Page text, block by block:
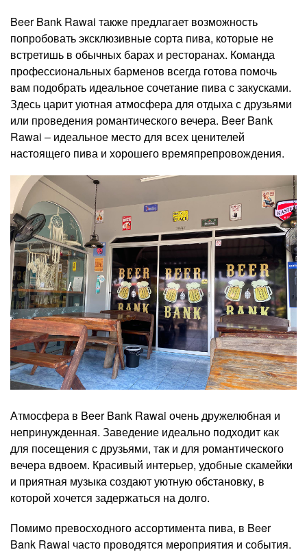
Beer Bank Rawai также предлагает возможность
попробовать эксклюзивные сорта пива, которые не
встретишь в обычных барах и ресторанах. Команда
профессиональных барменов всегда готова помочь
вам подобрать идеальное сочетание пива с закусками.
Здесь царит уютная атмосфера для отдыха с друзьями
или проведения романтического вечера. Beer Bank
Rawai ‒ идеальное место для всех ценителей
настоящего пива и хорошего времяпрепровождения.
Атмосфера в Beer Bank Rawai очень дружелюбная и
непринужденная. Заведение идеально подходит как
для посещения с друзьями, так и для романтического
вечера вдвоем. Красивый интерьер, удобные скамейки
и приятная музыка создают уютную обстановку, в
которой хочется задержаться на долго.
Помимо превосходного ассортимента пива, в Beer
Bank Rawai часто проводятся мероприятия и события.